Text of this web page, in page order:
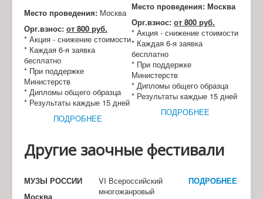
Место проведения: Москва
Орг.взнос: от 800 руб.
* Акция - снижение стоимости
* Каждая 6-я заявка
бесплатно
* При поддержке
Министерств
* Дипломы общего образца
* Результаты каждые 15 дней
ПОДРОБНЕЕ
Место проведения: Москва
Орг.взнос: от 800 руб.
* Акция - снижение стоимости
* Каждая 6-я заявка
бесплатно
* При поддержке
Министерств
* Дипломы общего образца
* Результаты каждые 15 дней
ПОДРОБНЕЕ
Другие заочные фестивали
МУЗЫ РОССИИ
Москва
VI Всероссийский
многожанровый
ПОДРОБНЕЕ